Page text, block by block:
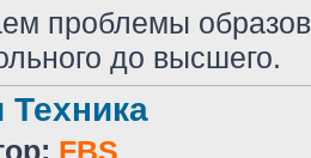
проблемы
до высшего.
Техника
FBS